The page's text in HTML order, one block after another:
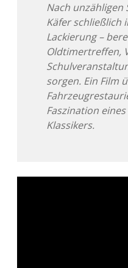
Nach
Käfer schließlich
Lackierung –
Oldtimertreffen,
sorgen. Ein Film
Faszination
Klassikers.